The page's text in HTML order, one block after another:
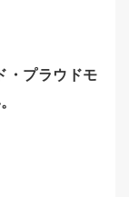
・プラウドモ